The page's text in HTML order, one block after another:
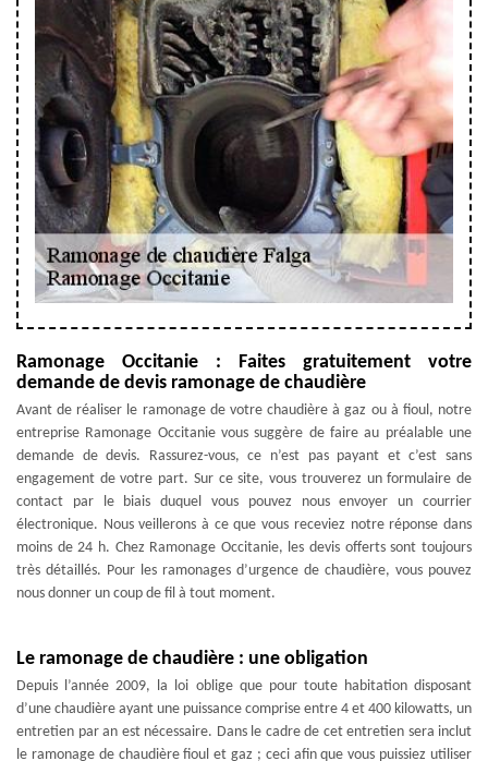
Ramonage Occitanie : Faites gratuitement votre
demande de devis ramonage de chaudière
Avant de réaliser le ramonage de votre chaudière à gaz ou à fioul, notre
entreprise Ramonage Occitanie vous suggère de faire au préalable une
demande de devis. Rassurez-vous, ce n’est pas payant et c’est sans
engagement de votre part. Sur ce site, vous trouverez un formulaire de
contact par le biais duquel vous pouvez nous envoyer un courrier
électronique. Nous veillerons à ce que vous receviez notre réponse dans
moins de 24 h. Chez Ramonage Occitanie, les devis offerts sont toujours
très détaillés. Pour les ramonages d’urgence de chaudière, vous pouvez
nous donner un coup de fil à tout moment.
Le ramonage de chaudière : une obligation
Depuis l’année 2009, la loi oblige que pour toute habitation disposant
d’une chaudière ayant une puissance comprise entre 4 et 400 kilowatts, un
entretien par an est nécessaire. Dans le cadre de cet entretien sera inclut
le ramonage de chaudière fioul et gaz ; ceci afin que vous puissiez utiliser